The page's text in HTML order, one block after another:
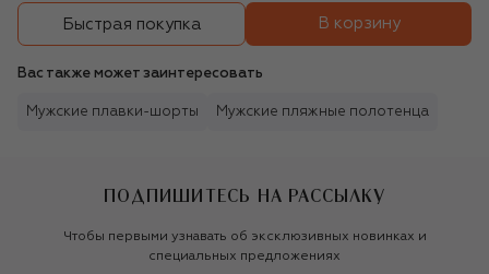
Быстрая покупка В корзину
Вас также может заинтересовать
Мужские плавки-шорты Мужские пляжные полотенца
ПОДПИШИТЕСЬ НА РАССЫЛКУ
Чтобы первыми узнавать об эксклюзивных новинках и
специальных предложениях